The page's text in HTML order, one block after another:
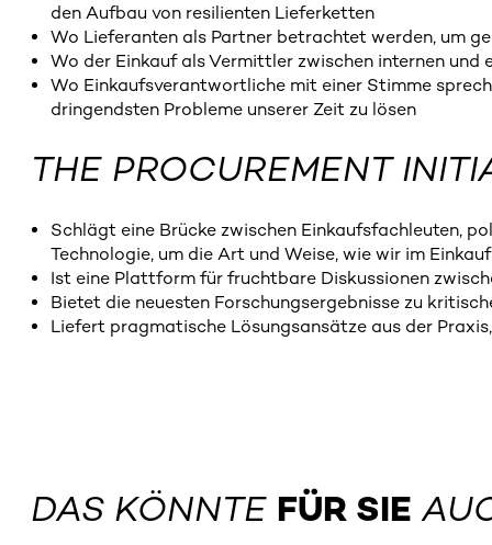
den Aufbau von resilienten Lieferketten
Wo Lieferanten als Partner betrachtet werden, um
Wo der Einkauf als Vermittler zwischen internen
Wo Einkaufsverantwortliche mit einer Stimme
dringendsten Probleme unserer Zeit zu lösen
THE PROCUREMENT
Schlägt eine Brücke zwischen Einkaufsfachleuten,
Technologie, um die Art und Weise, wie wir im
Ist eine Plattform für fruchtbare Diskussionen
Bietet die neuesten Forschungsergebnisse zu
Liefert pragmatische Lösungsansätze aus der
DAS KÖNNTE FÜR SIE